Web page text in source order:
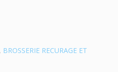
, BROSSERIE RECURAGE ET